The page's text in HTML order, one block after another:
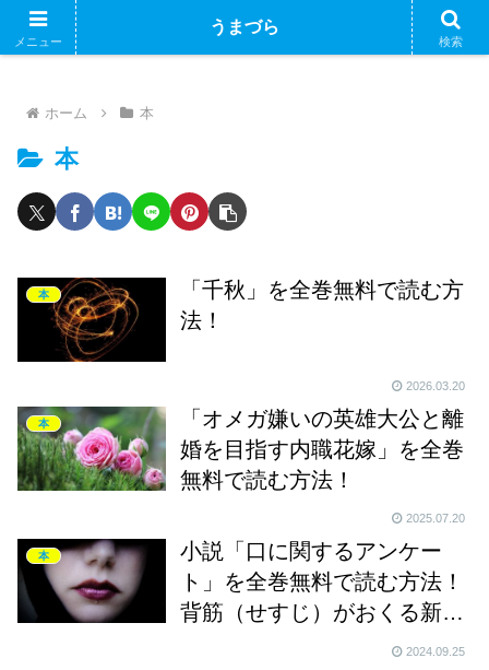
ブログで収益化できるかやってみるブログ
ホーム 本
本
本
「千秋」を全巻無料で読む方
法！
2026.03.20
本
「オメガ嫌いの英雄大公と離
婚を目指す内職花嫁」を全巻
無料で読む方法！
2025.07.20
本
小説「口に関するアンケー
ト」を全巻無料で読む方法！
背筋（せすじ）がおくる新感
2024.09.25
メニュー
うまづら
検索